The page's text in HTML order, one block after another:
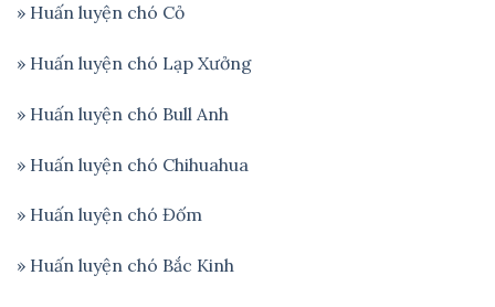
» Huấn luyện chó Cỏ
» Huấn luyện chó Lạp Xưởng
» Huấn luyện chó Bull Anh
» Huấn luyện chó Chihuahua
» Huấn luyện chó Đốm
» Huấn luyện chó Bắc Kinh